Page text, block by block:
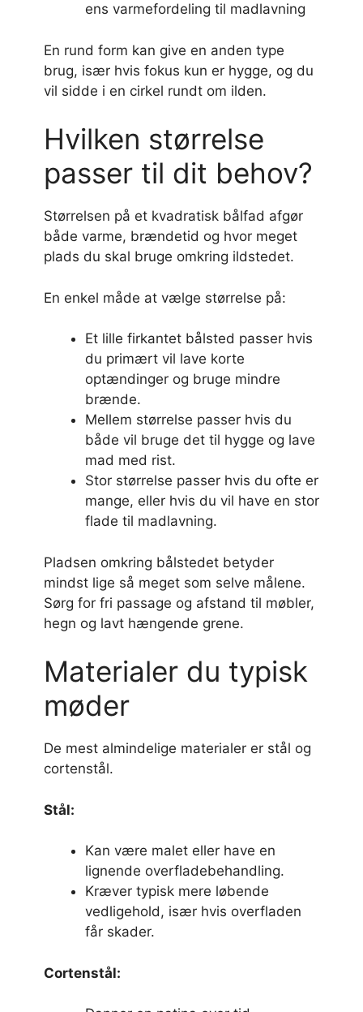
ens varmefordeling til madlavning
En rund form kan give en anden type
brug, især hvis fokus kun er hygge, og du
vil sidde i en cirkel rundt om ilden.
Hvilken størrelse
passer til dit behov?
Størrelsen på et kvadratisk bålfad afgør
både varme, brændetid og hvor meget
plads du skal bruge omkring ildstedet.
En enkel måde at vælge størrelse på:
Et lille firkantet bålsted passer hvis
du primært vil lave korte
optændinger og bruge mindre
brænde.
Mellem størrelse passer hvis du
både vil bruge det til hygge og lave
mad med rist.
Stor størrelse passer hvis du ofte er
mange, eller hvis du vil have en stor
flade til madlavning.
Pladsen omkring bålstedet betyder
mindst lige så meget som selve målene.
Sørg for fri passage og afstand til møbler,
hegn og lavt hængende grene.
Materialer du typisk
møder
De mest almindelige materialer er stål og
cortenstål.
Stål:
Kan være malet eller have en
lignende overfladebehandling.
Kræver typisk mere løbende
vedligehold, især hvis overfladen
får skader.
Cortenstål: